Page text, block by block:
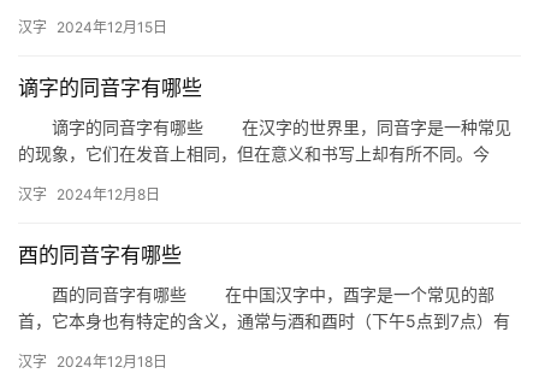
汉字 2024年12月15日
谪字的同音字有哪些
谪字的同音字有哪些 在汉字的世界里，同音字是一种常见
的现象，它们在发音上相同，但在意义和书写上却有所不同。今
们…
汉字 2024年12月8日
酉的同音字有哪些
酉的同音字有哪些 在中国汉字中，酉字是一个常见的部
首，它本身也有特定的含义，通常与酒和酉时（下午5点到7点）有
境下…
汉字 2024年12月18日